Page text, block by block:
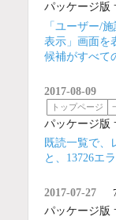
パッケージ版
「ユーザー/
表示」画面を
候補がすべて
2017-08-09
トップページ
パッケージ版
既読一覧で、
と、13726エ
2017-07-27
パッケージ版